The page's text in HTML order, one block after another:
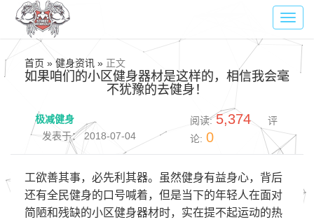
首页 » 健身资讯 » 正文
如果咱们的小区健身器材是这样的，相信我会毫
不犹豫的去健身！
极减健身
发表于： 2018-07-04
阅读: 5,374
评
论: 0
工欲善其事，必先利其器。虽然健身有益身心，背后
还有全民健身的口号喊着，但是当下的年轻人在面对
简陋和残缺的小区健身器材时，实在提不起运动的热